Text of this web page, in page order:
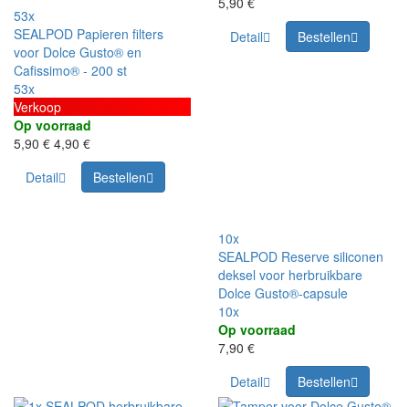
53x
SEALPOD Papieren filters
voor Dolce Gusto® en
Cafissimo® - 200 st
53x
Verkoop
Op voorraad
5,90 € 4,90 €
Detail
Bestellen
Detail
Bestellen
10x
SEALPOD Reserve siliconen
deksel voor herbruikbare
Dolce Gusto®-capsule
10x
Op voorraad
7,90 €
Detail
Bestellen